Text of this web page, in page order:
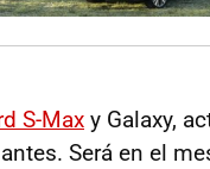
S-Max y Galaxy,
Será en el